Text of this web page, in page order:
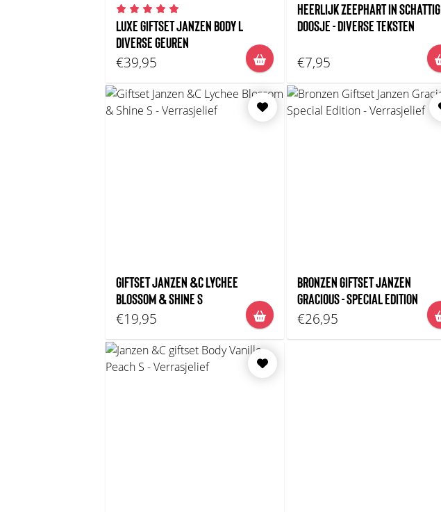
LUXE GIFTSET JANZEN BODY L
DIVERSE GEUREN
€39,95
HEERLIJK ZEEPHART IN SCHATTIG
DOOSJE - DIVERSE TEKSTEN
€7,95
GIFTSET JANZEN &C LYCHEE
BLOSSOM & SHINE S
€19,95
BRONZEN GIFTSET JANZEN
GRACIOUS - SPECIAL EDITION
€26,95